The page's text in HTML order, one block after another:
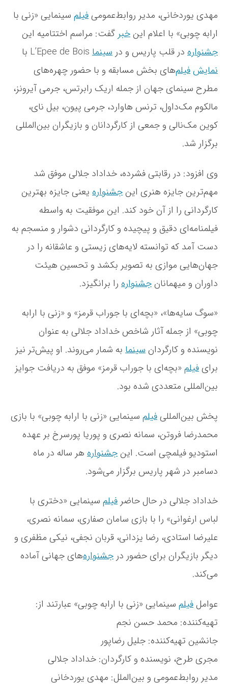
ی
ج
ش
ن
و
ر
ه
ف
ی
ل
ا
ر
ی
ب
ه
خ
د
د
ل
ل
ی
ر
س
مهدی یوردخانی، مدیر روابط‌عمومیفیلم سینمایی «زنی با
ارابه چوبی» با اعلام اینخبر گفت: مراسم اختتامیه این
جشنواره در قلب پاریس و در سینما
نمایشفیلم‌های بخش مسابقه و با حضور چهره‌های
مطرح سینمای جهان از جمله اریک رابرتس، جرمی آیرونز،
مالکوم مک‌داول، ترنس هاوارد، جرمی پیون، بیل نای،
کوین مک‌نالی و جمعی از کارگردانان و بازیگران بین‌المللی
برگزار شد.
وی افزود: در رقابتی فشرده، خداداد جلالی موفق شد
مهم‌ترین جایزه هنری اینجشنواره یعنی جایزه بهترین
کارگردانی را از آن خود کند. این موفقیت به واسطه
فیلمنامه‌ای دقیق و پیچیده و کارگردانی دشوار و منسجم به
دست آمد که توانسته لایه‌های زیستی و عاشقانه را در
جهان‌هایی موازی به تصویر بکشد و تحسین هیئت
داوران و میهمانانجشنواره را برانگیزد.
«سوگ سایه‌ها»، «بچه‌ای با جوراب قرمز» و «زنی با ارابه
چوبی» از جمله آثار شاخص خداداد جلالی به عنوان
نویسنده و کارگردانسینما به شمار می‌روند. او پیش‌تر نیز
برایفیلم«بچه‌ای با جوراب قرمز» موفق به دریافت جوایز
بین‌المللی متعددی شده بود.
پخش بین‌المللیفیلم سینمایی «زنی با ارابه چوبی» با بازی
محمدرضا فروتن، سمانه نصری و پوریا پورسرخ بر عهده
استودیو فیلمچی است. اینجشنواره هر ساله در ماه
دسامبر در شهر پاریس برگزار می‌شود.
خداداد جلالی در حال حاضر فیلم سینمایی «دختری با
لباس ارغوانی» را با بازی سامان صفاری، سمانه نصری،
علیرضا استادی، رضا یزدانی، قربان نجفی، نیکی مظفری و
دیگر بازیگران برای حضور در جشنواره‌های جهانی آماده
می‌کند.
عواملفیلم سینمایی «زنی با ارابه چوبی» عبارتند از:
تهیه‌کننده: محمد حسن نجم
جانشین تهیه‌کننده: جلیل رضاپور
مجری طرح، نویسنده و کارگردان: خداداد جلالی
مدیر روابط‌عمومی و بین‌الملل: مهدی یوردخانی